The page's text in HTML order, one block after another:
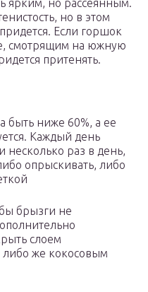
ярким, но рассеянным.
но в этом
Если горшок
смотрящим на южную
притенять.
быть ниже 60%, а ее
Каждый день
несколько раз в день,
опрыскивать, либо
брызги не
слоем
же кокосовым